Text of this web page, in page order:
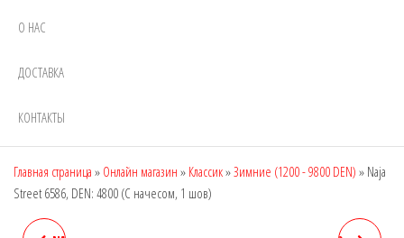
О НАС
ДОСТАВКА
КОНТАКТЫ
Главная страница » Онлайн магазин » Классик»Зимние (1200 - 9800 DEN) » Naja
Street 6586, DEN: 4800 (C начесом, 1 шов)